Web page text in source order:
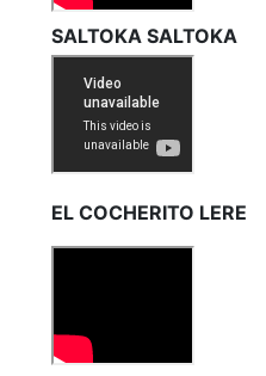
SALTOKA SALTOKA
EL COCHERITO LERE